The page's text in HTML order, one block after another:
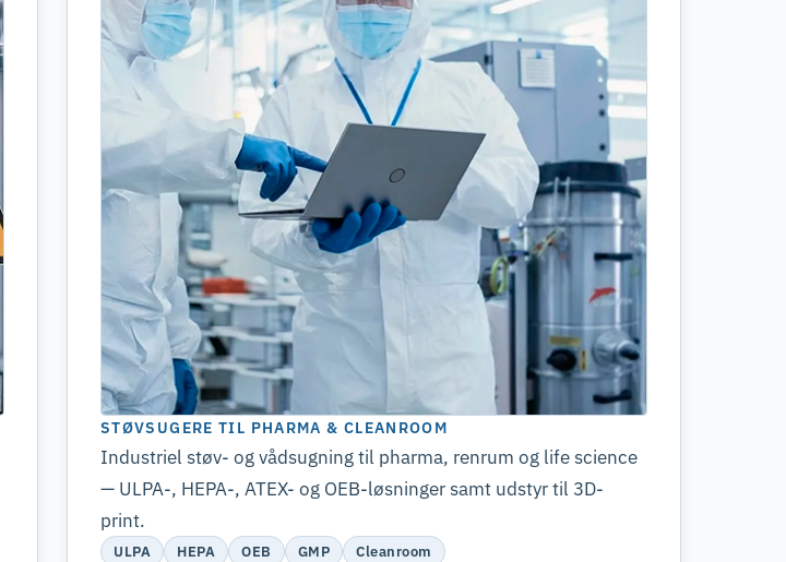
STØVSUGERE TIL PHARMA & CLEANROOM
Industriel støv- og vådsugning til pharma, renrum og life science
— ULPA-, HEPA-, ATEX- og OEB-løsninger samt udstyr til 3D-
print.
ULPA HEPA OEB GMP Cleanroom